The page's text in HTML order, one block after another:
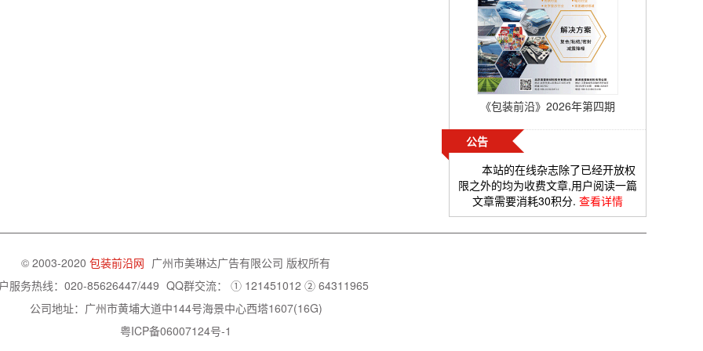
《包装前沿》2026年第四期
公告
本站的在线杂志除了已经开放权
限之外的均为收费文章,用户阅读一篇
文章需要消耗30积分. 查看详情
© 2003-2020 包装前沿网 广州市美琳达广告有限公司 版权所有
服务热线：020-85626447/449 QQ群交流： ① 121451012 ② 64311965
公司地址：广州市黄埔大道中144号海景中心西塔1607(16G)
粤ICP备06007124号-1